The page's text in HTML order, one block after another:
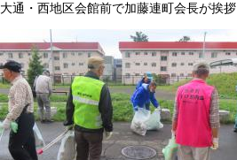
大通・西地区会館前で加藤連町会長が挨拶